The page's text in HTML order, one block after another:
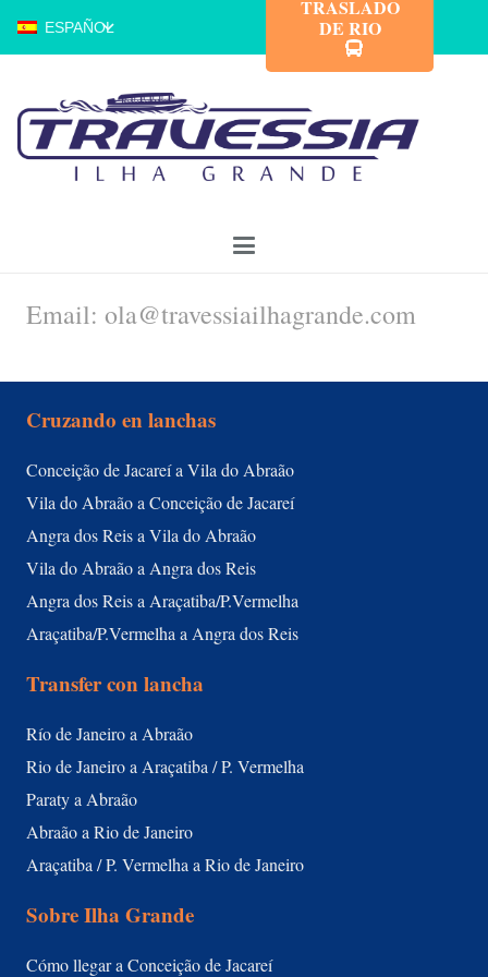
ESPAÑOL
TRASLADO
DE RIO
Email: ola@travessiailhagrande.com
Cruzando en lanchas
Conceição de Jacareí a Vila do Abraão
Vila do Abraão a Conceição de Jacareí
Angra dos Reis a Vila do Abraão
Vila do Abraão a Angra dos Reis
Angra dos Reis a Araçatiba/P.Vermelha
Araçatiba/P.Vermelha a Angra dos Reis
Transfer con lancha
Río de Janeiro a Abraão
Rio de Janeiro a Araçatiba / P. Vermelha
Paraty a Abraão
Abraão a Rio de Janeiro
Araçatiba / P. Vermelha a Rio de Janeiro
Sobre Ilha Grande
Cómo llegar a Conceição de Jacareí